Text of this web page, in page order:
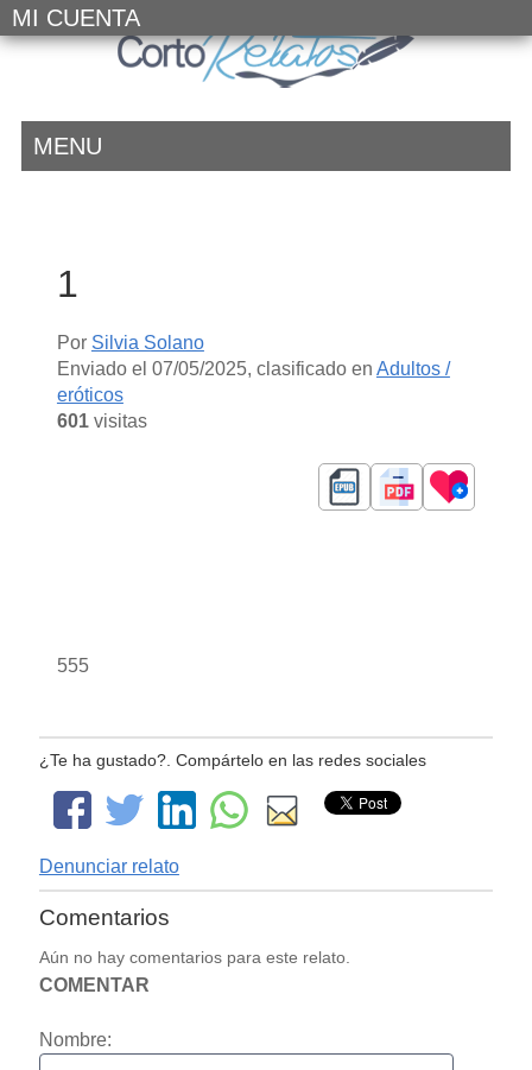
MI CUENTA
MENU
1
Por Silvia Solano
Enviado el 07/05/2025, clasificado en Adultos /
eróticos
601visitas
555
¿Te ha gustado?. Compártelo en las redes sociales
Denunciar relato
Comentarios
Aún no hay comentarios para este relato.
COMENTAR
Nombre: